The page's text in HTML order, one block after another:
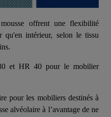
offrent une flexibilité
qu'en intérieur, selon le tissu
et HR 40 pour le mobilier
pour les mobiliers destinés à
alvéolaire à l’avantage de ne